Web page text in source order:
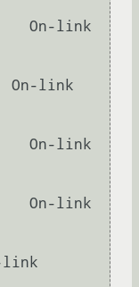
On-link
On-link
On-link
On-link
link